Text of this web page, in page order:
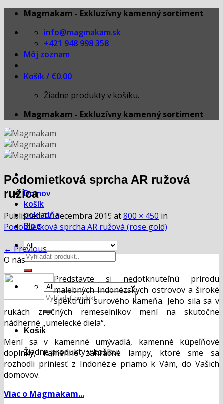
Skip
content
Magmakam - Exkluzívny kamenný sortiment
info@magmakam.sk
+421 948 998 358
Môj zoznam
Košík / €0.00
Žiadne produkty v košíku.
Magmakam - Exkluzívny kamenný sortiment
Domov
košík
pokladňa
Blog
Hľadať:
Hľadať:
Košík
Žiadne produkty v košíku.
Podomietková sprcha AR ružová
ružica
Published17. decembra 2019 at800 × 450 in
Podomietková sprcha AR ružová (rose gold)
← Previous
O nás
Predstavte si nedotknuteľnú prírodu
malebných Indonézskych ostrovov a široké
spektrum surového kameňa. Jeho sila sa v
rukách zručných remeselníkov mení na skutočne
nádherné „umelecké diela“.
Mení sa v kamenné umývadlá, kamenné kúpeľňové
doplnky, kamenné záhradné lampy, ktoré sme sa
rozhodli priniesť z Indonézie priamo k Vám, do Vašich
domovov.
Viac o Magmakam...